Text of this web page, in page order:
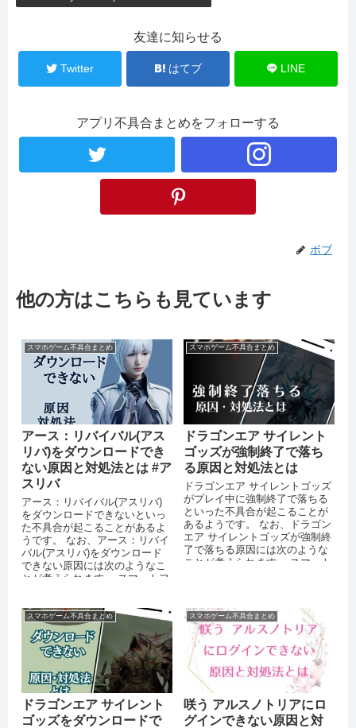
友達に知らせる
Twitter はてブ LINE
アプリ不具合まとめをフォローする
ボブ
他の方はこちらも見ています
スマホゲーム不具合まとめ
アース：リバイバル(アス
リバ)をダウンロードでき
ない原因と対処法とは #ア
スリバ
アース：リバイバル(アスリバ)
をダウンロードできないといっ
た不具合が起こることがあるよ
うです。 なお、アース：リバイ
バル(アスリバ)をダウンロード
できない原因には次のようなこ
とが考えられます。 スマートフ
スマホゲーム不具合まとめ
ドラゴンエア サイレント
ゴッズが強制終了で落ち
る原因と対処法とは
ドラゴンエア サイレントゴッズ
がプレイ中に強制終了で落ちる
といった不具合が起こることが
あるようです。 なお、ドラゴン
エア サイレントゴッズが強制終
了で落ちる原因には次のような
ことが考えられます。 スマート
スマホゲーム不具合まとめ
ドラゴンエア サイレント
ゴッズをダウンロードで
スマホゲーム不具合まとめ
咲う アルスノトリアにロ
グインできない原因と対